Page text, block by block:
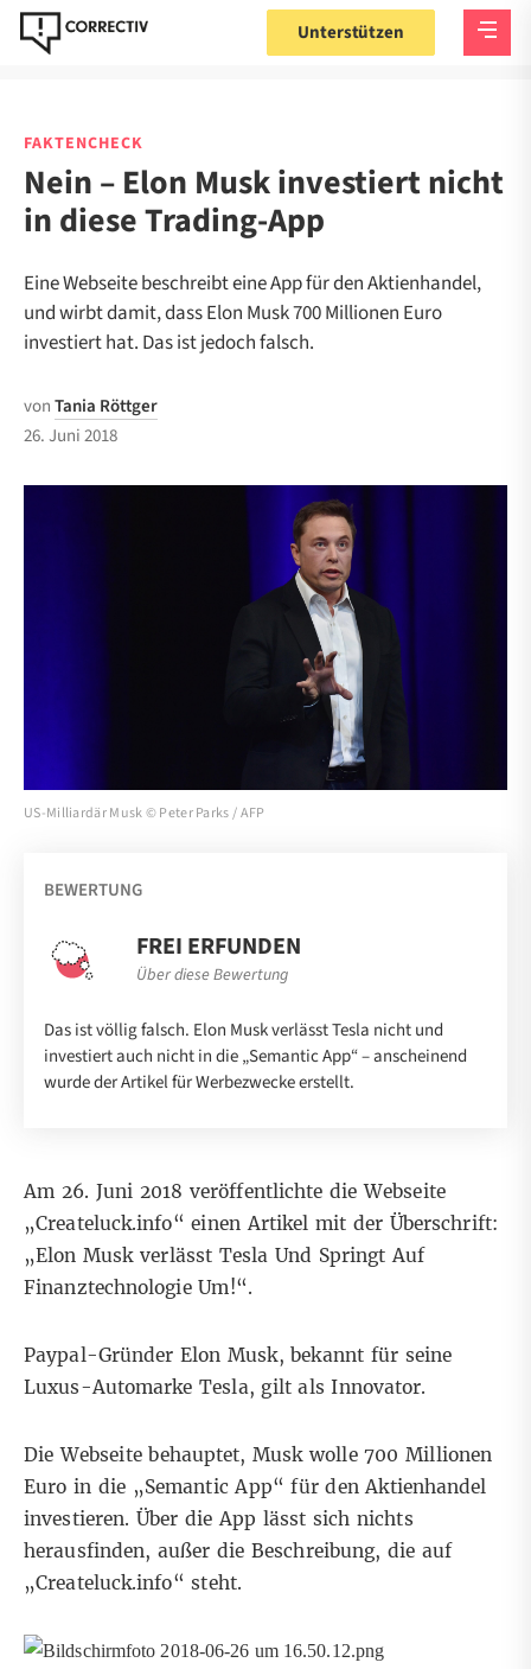
Unterstützen
FAKTENCHECK
Nein – Elon Musk investiert nicht
in diese Trading-App
Eine Webseite beschreibt eine App für den Aktienhandel,
und wirbt damit, dass Elon Musk 700 Millionen Euro
investiert hat. Das ist jedoch falsch.
vonTania Röttger
26. Juni 2018
US-Milliardär Musk © Peter Parks / AFP
BEWERTUNG
FREI ERFUNDEN
Über diese Bewertung
Das ist völlig falsch. Elon Musk verlässt Tesla nicht und
investiert auch nicht in die „Semantic App“ – anscheinend
wurde der Artikel für Werbezwecke erstellt.
Am 26. Juni 2018 veröffentlichte die Webseite
„Createluck.info“ einenArtikel mit der Überschrift:
„Elon Musk verlässt Tesla Und Springt Auf
Finanztechnologie Um!“.
Paypal-Gründer Elon Musk, bekannt für seine
Luxus-Automarke Tesla, gilt als Innovator.
Die Webseite behauptet, Musk wolle 700 Millionen
Euro in die „Semantic App“ für den Aktienhandel
investieren. Über die App lässt sich nichts
herausfinden, außer die Beschreibung, die auf
„Createluck.info“ steht.